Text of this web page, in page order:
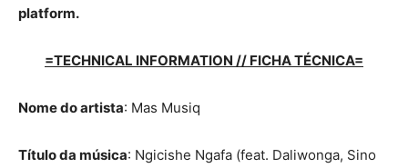
platform.
=TECHNICAL INFORMATION // FICHA TÉCNICA=
Nome do artista: Mas Musiq
Título da música: Ngicishe Ngafa (feat. Daliwonga, Sino